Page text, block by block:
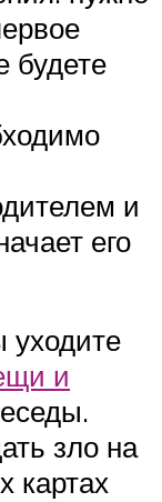
будете
и
его
и
зло на
картах